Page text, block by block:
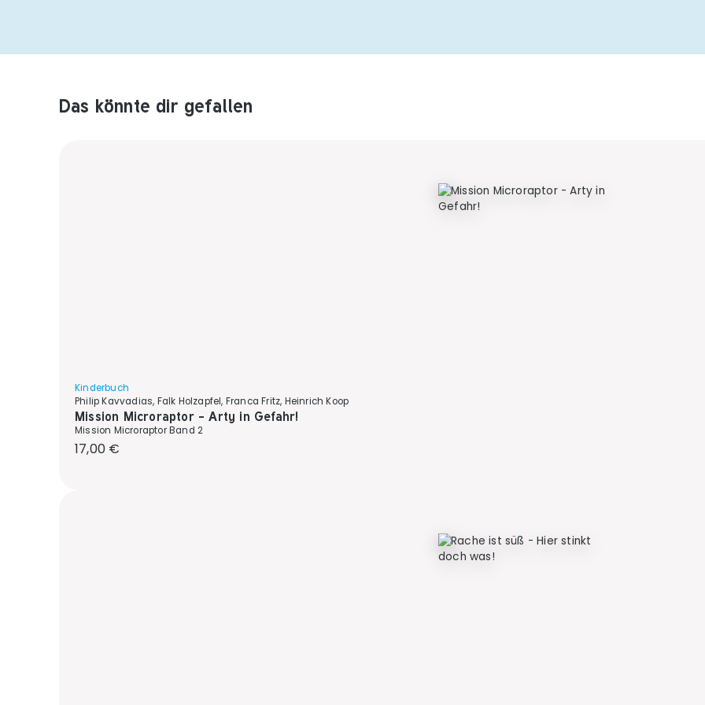
Produktempfehlungen überspringen
Das könnte dir gefallen
Kinderbuch
Philip Kavvadias, Falk Holzapfel, Franca Fritz, Heinrich Koop
Mission Microraptor - Arty in Gefahr!
Mission Microraptor Band 2
Regulärer Preis:
17,00 €